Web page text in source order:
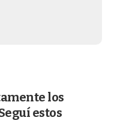
los
estos